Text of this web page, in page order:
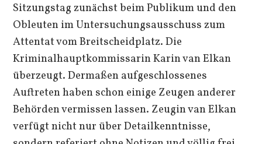
Sitzungstag zunächst beim Publikum und den
Obleuten im Untersuchungsausschuss zum
Attentat vom Breitscheidplatz. Die
Kriminalhauptkommissarin Karin van Elkan
überzeugt. Dermaßen aufgeschlossenes
Auftreten haben schon einige Zeugen anderer
Behörden vermissen lassen. Zeugin van Elkan
verfügt nicht nur über Detailkenntnisse,